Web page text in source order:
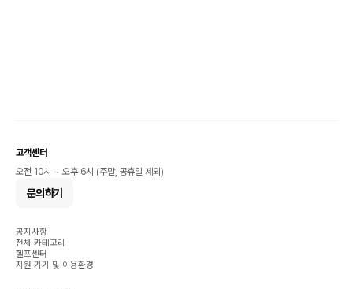
고객센터
오전 10시 ~ 오후 6시 (주말, 공휴일 제외)
문의하기
공지사항
전체 카테고리
헬프센터
지원 기기 및 이용환경